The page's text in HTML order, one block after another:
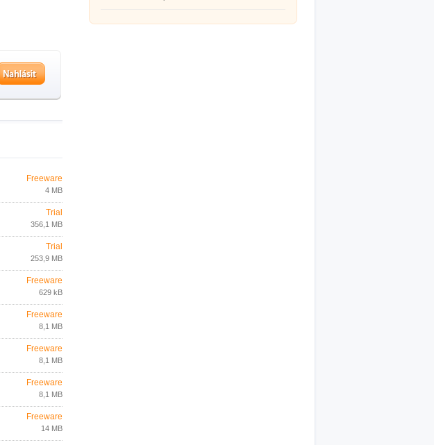
Freeware
4 MB
Trial
356,1 MB
Trial
253,9 MB
Freeware
629 kB
Freeware
8,1 MB
Freeware
8,1 MB
Freeware
8,1 MB
Freeware
14 MB